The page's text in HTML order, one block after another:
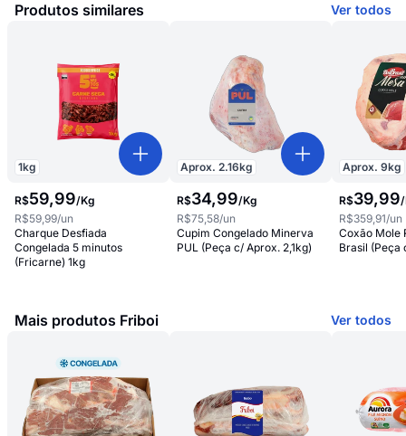
Produtos similares Ver todos
1kg
R$59,99/Kg
R$59,99/un
Charque Desfiada
Congelada 5 minutos
(Fricarne) 1kg
Aprox.2.16kg
R$34,99/Kg
R$75,58/un
Cupim Congelado Minerva
PUL (Peça c/ Aprox. 2,1kg)
Aprox.9kg
R$39,99/
R$359,91/un
Coxão Mole
Brasil (Peça
Mais produtos Friboi Ver todos